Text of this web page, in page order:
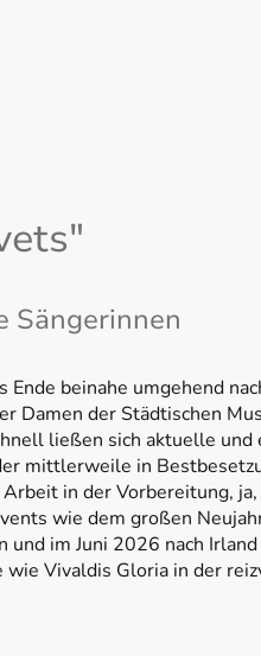
Sängerinnen
beinahe umgehend
Damen der Städtischen
ließen sich aktuelle
mittlerweile in
in der Vorbereitung,
wie dem großen
und im Juni 2026 nach
Vivaldis Gloria in der